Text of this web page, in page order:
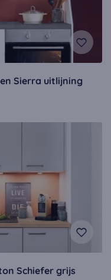
Sierra uitlijning
Schiefer grijs